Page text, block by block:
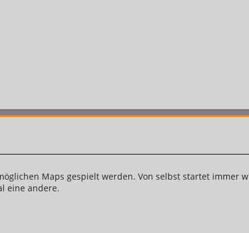
Maps gespielt werden. Von selbst startet
eine andere.